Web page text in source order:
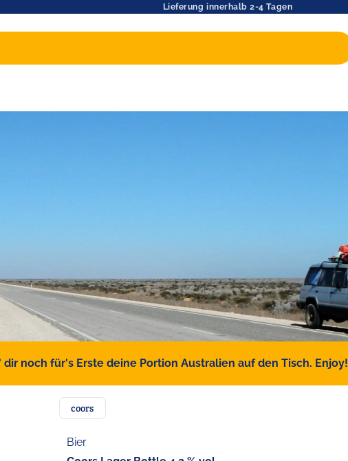
Lieferung innerhalb 2-4 Tagen
noch für's Erste deine Portion Australien auf den Tisch. Enjoy!
coors
Bier